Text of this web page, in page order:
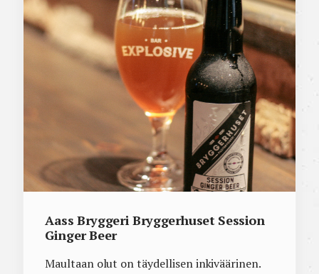
Aass Bryggeri Bryggerhuset Session
Ginger Beer
Maultaan olut on täydellisen inkiväärinen.